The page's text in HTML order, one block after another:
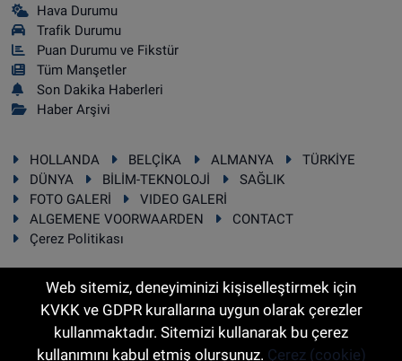
Hava Durumu
Trafik Durumu
Puan Durumu ve Fikstür
Tüm Manşetler
Son Dakika Haberleri
Haber Arşivi
HOLLANDA BELÇİKA ALMANYA
TÜRKİYE
DÜNYA
BİLİM-TEKNOLOJİ
SAĞLIK
FOTO GALERİ
VIDEO GALERİ
ALGEMENE VOORWAARDEN
CONTACT
Çerez Politikası
RSS Copyright © 2025 Sonhaber.eu Her hakkı saklıdır.
Web sitemiz, deneyiminizi kişiselleştirmek için
KVKK ve GDPR kurallarına uygun olarak çerezler
kullanmaktadır. Sitemizi kullanarak bu çerez
kullanımını kabul etmiş olursunuz. Çerez (cookie)